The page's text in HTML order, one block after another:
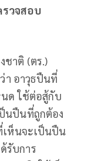
รวจสอบ
ชาติ (ตร.)
า อาวุธปืนที่
นด ใช้ต่อสู้กับ
นปืนที่ถูกต้อง
ห็นจะเป็นปืน
รับการ